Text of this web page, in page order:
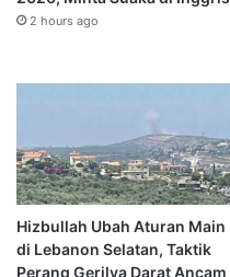
2 hours ago
Hizbullah Ubah Aturan Main
di Lebanon Selatan, Taktik
Perang Gerilya Darat Ancam